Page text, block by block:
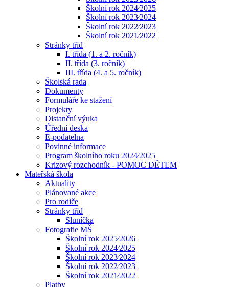
Školní rok 2024⁄2025
Školní rok 2023⁄2024
Školní rok 2022⁄2023
Školní rok 2021⁄2022
Stránky tříd
I. třída (1. a 2. ročník)
II. třída (3. ročník)
III. třída (4. a 5. ročník)
Školská rada
Dokumenty
Formuláře ke stažení
Projekty
Distanční výuka
Úřední deska
E-podatelna
Povinné informace
Program školního roku 2024⁄2025
Krizový rozchodník - POMOC DĚTEM
Mateřská škola
Aktuality
Plánované akce
Pro rodiče
Stránky tříd
Sluníčka
Fotografie MŠ
Školní rok 2025⁄2026
Školní rok 2024⁄2025
Školní rok 2023⁄2024
Školní rok 2022⁄2023
Školní rok 2021⁄2022
Platby